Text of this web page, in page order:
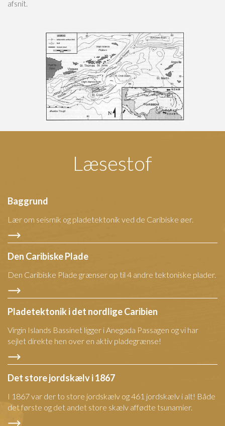
afsnit.
Læsestof
Baggrund
Lær om seismik og pladetektonik ved de Caribiske øer.
Den Caribiske Plade
Den Caribiske Plade grænser op til 4 andre tektoniske plader.
Pladetektonik i det nordlige Caribien
Virgin Islands Bassinet ligger i Anegada Passagen og vi har
sejlet direkte hen over en aktiv pladegrænse!
Det store jordskælv i 1867
I 1867 var der to store jordskælv og 461 jordskælv i alt! Både
det første og det andet store skælv affødte tsunamier.